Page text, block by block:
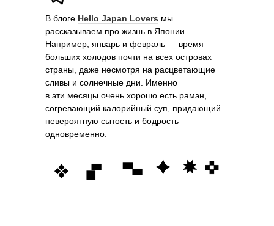
В блоге Hello Japan Lovers мы
рассказываем про жизнь в Японии.
Например, январь и февраль — время
больших холодов почти на всех островах
страны, даже несмотря на расцветающие
сливы и солнечные дни. Именно
в эти месяцы очень хорошо есть рамэн,
согревающий калорийный суп, придающий
невероятную сытость и бодрость
одновременно.